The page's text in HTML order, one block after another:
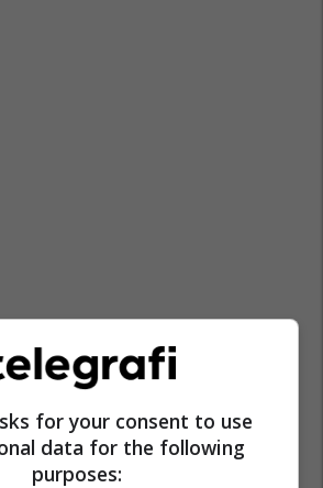
for your consent to use
data for the following
purposes: